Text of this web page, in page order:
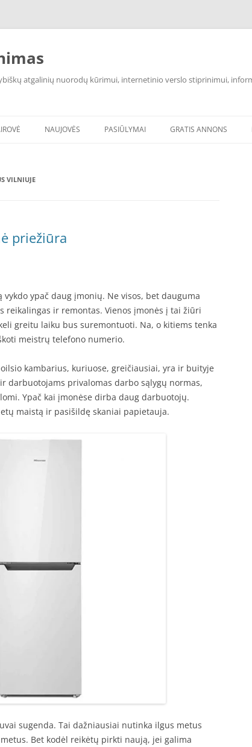
atgalinių nuorodų kūrimui, internetinio verslo stiprinimui,
NAUJOVĖS PASIŪLYMAI GRATIS ANNONS
VILNIUJE
priežiūra
ypač daug įmonių. Ne visos, bet dauguma
reikalingas ir remontas. Vienos įmonės į tai žiūri
greitu laiku bus suremontuoti. Na, o kitiems tenka
meistrų telefono numerio.
kambarius, kuriuose, greičiausiai, yra ir buityje
darbuotojams privalomas darbo sąlygų normas,
Ypač kai įmonėse dirba daug darbuotojų.
maistą ir pasišildę skaniai papietauja.
sugenda. Tai dažniausiai nutinka ilgus metus
Bet kodėl reikėtų pirkti naują, jei galima